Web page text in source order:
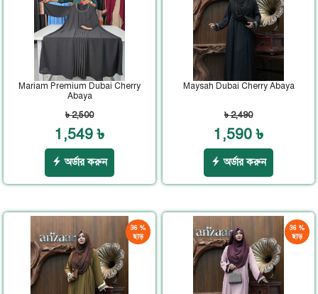
Mariam Premium Dubai Cherry
Abaya
৳ 2,500
1,549 ৳
অর্ডার করুন
Maysah Dubai Cherry Abaya
৳ 2,490
1,590 ৳
অর্ডার করুন
36 %
ছাড়
36 %
ছাড়